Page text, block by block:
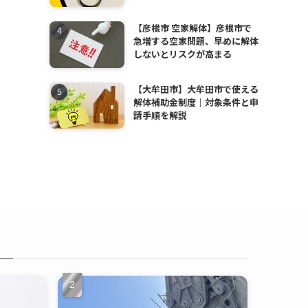
【彦根市 空家解体】彦根市で
急増する空家問題、早めに解体
しないとリスクが高まる
【大牟田市】大牟田市で使える
解体補助金制度｜対象条件と申
請手順を解説